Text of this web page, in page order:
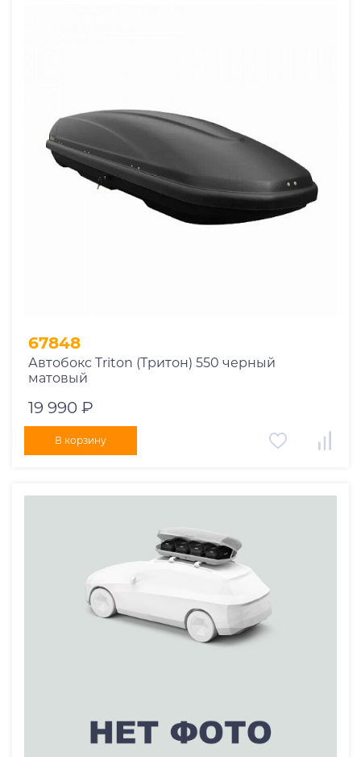
67848
Автобокс Triton (Тритон) 550 черный
матовый
19 990 ₽
В корзину